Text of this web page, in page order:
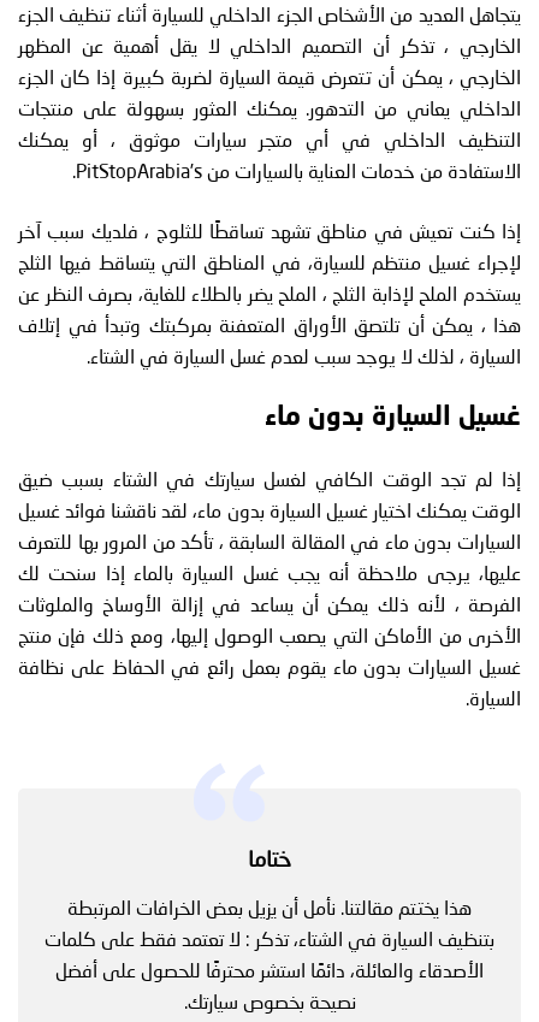
يتجاهل العديد من الأشخاص الجزء الداخلي للسيارة أثناء تنظيف الجزء
الخارجي ، تذكر أن التصميم الداخلي لا يقل أهمية عن المظهر
الخارجي ، يمكن أن تتعرض قيمة السيارة لضربة كبيرة إذا كان الجزء
الداخلي يعاني من التدهور. يمكنك العثور بسهولة على منتجات
التنظيف الداخلي في أي متجر سيارات موثوق ، أو يمكنك
الاستفادة من خدمات العناية بالسيارات من PitStopArabia’s.
إذا كنت تعيش في مناطق تشهد تساقطًا للثلوج ، فلديك سبب آخر
لإجراء غسيل منتظم للسيارة، في المناطق التي يتساقط فيها الثلج
يستخدم الملح لإذابة الثلج ، الملح يضر بالطلاء للغاية، بصرف النظر عن
هذا ، يمكن أن تلتصق الأوراق المتعفنة بمركبتك وتبدأ في إتلاف
السيارة ، لذلك لا يوجد سبب لعدم غسل السيارة في الشتاء.
غسيل السيارة بدون ماء
إذا لم تجد الوقت الكافي لغسل سيارتك في الشتاء بسبب ضيق
الوقت يمكنك اختيار غسيل السيارة بدون ماء، لقد ناقشنا فوائد غسيل
السيارات بدون ماء في المقالة السابقة ، تأكد من المرور بها للتعرف
عليها، يرجى ملاحظة أنه يجب غسل السيارة بالماء إذا سنحت لك
الفرصة ، لأنه ذلك يمكن أن يساعد في إزالة الأوساخ والملوثات
الأخرى من الأماكن التي يصعب الوصول إليها، ومع ذلك فإن منتج
غسيل السيارات بدون ماء يقوم بعمل رائع في الحفاظ على نظافة
السيارة.
ختاما
هذا يختتم مقالتنا. نأمل أن يزيل بعض الخرافات المرتبطة
بتنظيف السيارة في الشتاء، تذكر : لا تعتمد فقط على كلمات
الأصدقاء والعائلة، دائمًا استشر محترفًا للحصول على أفضل
نصيحة بخصوص سيارتك.